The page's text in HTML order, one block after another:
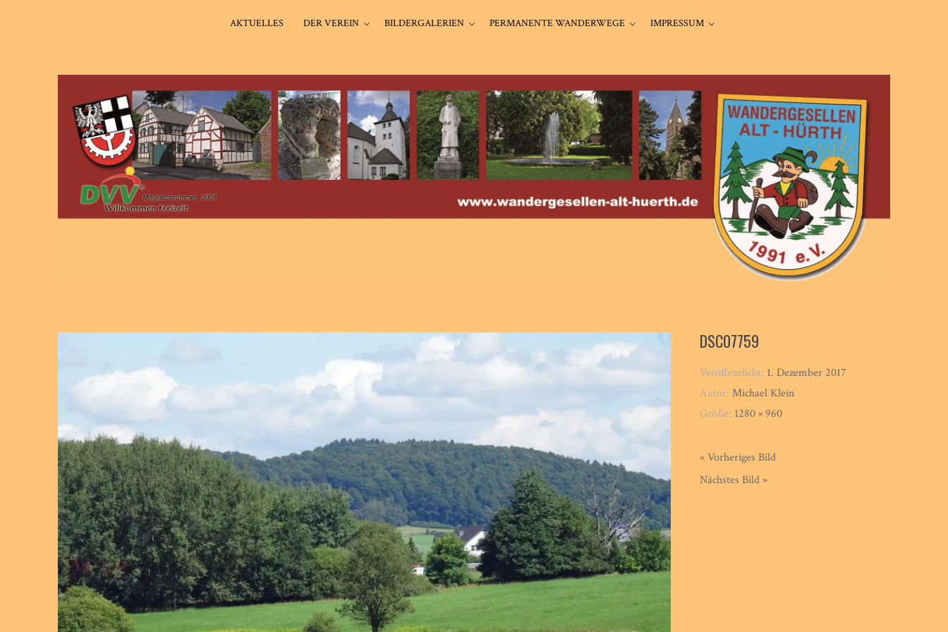
AKTUELLES DER VEREIN BILDERGALERIEN PERMANENTE WANDERWEGE IMPRESSUM
DSC07759
Veröffentlicht: 1. Dezember 2017
Autor:Michael Klein
Größe: 1280 × 960
« Vorheriges Bild
Nächstes Bild »